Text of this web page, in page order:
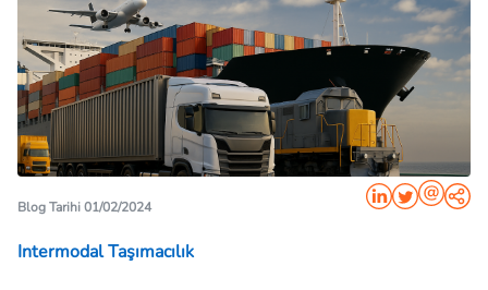
Blog Tarihi 01/02/2024
Intermodal Taşımacılık